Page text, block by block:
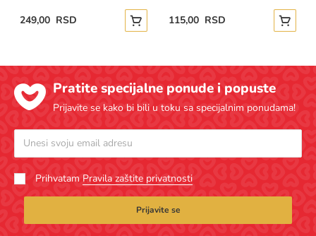
249,00 RSD Dodajte u korpu115,00 RSD
Pratite specijalne ponude i popuste
Prijavite se kako bi bili u toku sa specijalnim ponudama!
Prihvatam Pravila zaštite privatnosti
Prijavite se